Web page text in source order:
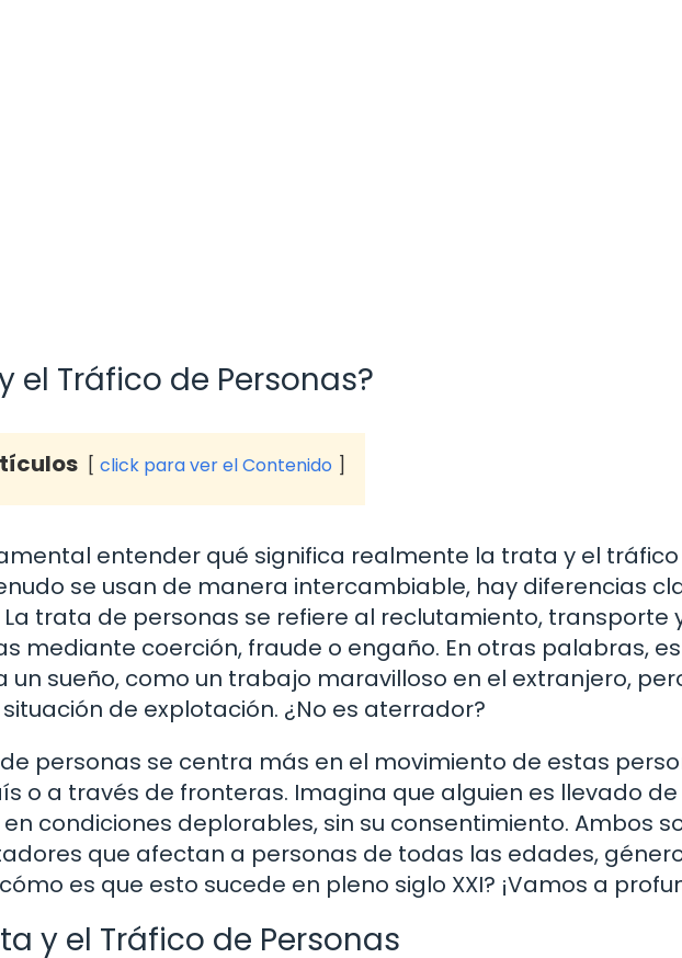
el Tráfico de Personas?
click para ver el Contenido
entender qué significa realmente la trata y el
se usan de manera intercambiable, hay diferencias
trata de personas se refiere al reclutamiento, transporte
mediante coerción, fraude o engaño. En otras palabras,
un sueño, como un trabajo maravilloso en el extranjero,
de explotación. ¿No es aterrador?
personas se centra más en el movimiento de estas
o a través de fronteras. Imagina que alguien es llevado de
condiciones deplorables, sin su consentimiento. Ambos
que afectan a personas de todas las edades,
es que esto sucede en pleno siglo XXI? ¡Vamos a
y el Tráfico de Personas